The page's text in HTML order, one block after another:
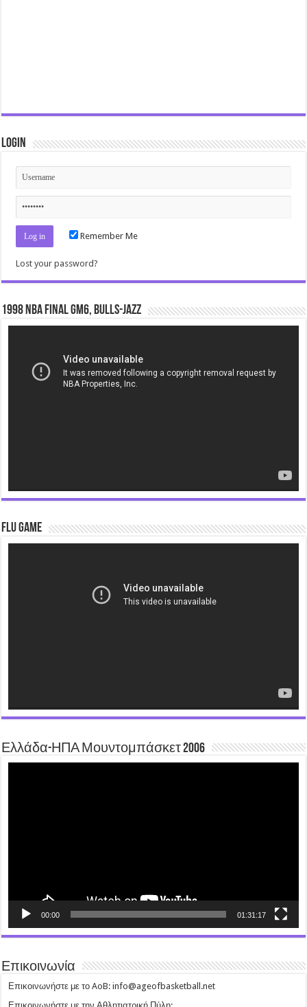
Login
Remember Me
Lost your password?
1998 NBA Final gm6, Bulls-Jazz
Flu Game
Ελλάδα-ΗΠΑ Μουντομπάσκετ 2006
00:00 01:31:17
Επικοινωνία
Επικοινωνήστε με το AoB: info@ageofbasketball.net